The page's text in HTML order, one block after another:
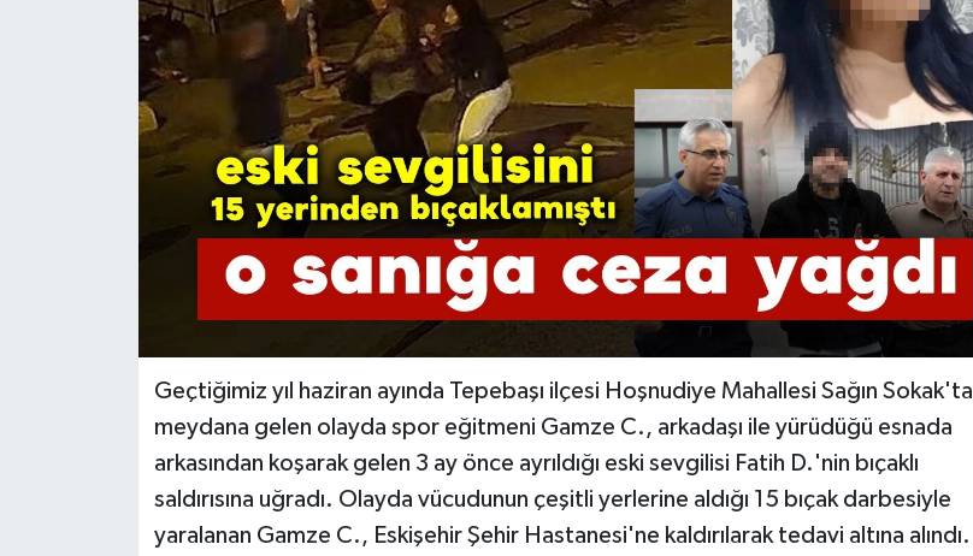
Geçtiğimiz yıl haziran ayında Tepebaşı ilçesi Hoşnudiye Mahallesi Sağın Sokak'ta
meydana gelen olayda spor eğitmeni Gamze C., arkadaşı ile yürüdüğü esnada
arkasından koşarak gelen 3 ay önce ayrıldığı eski sevgilisi Fatih D.'nin bıçaklı
saldırısına uğradı. Olayda vücudunun çeşitli yerlerine aldığı 15 bıçak darbesiyle
yaralanan Gamze C., Eskişehir Şehir Hastanesi'ne kaldırılarak tedavi altına alındı.